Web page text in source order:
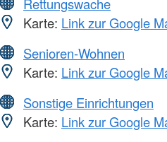
Karte: Link zur Google
Senioren-Wohnen
Karte: Link zur Google
Sonstige Einrichtungen
Karte: Link zur Google